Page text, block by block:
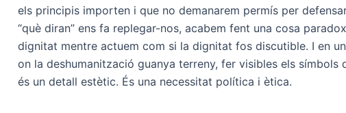
els principis importen i que no demanarem permís per
“què diran” ens fa replegar-nos, acabem fent una cosa
dignitat mentre actuem com si la dignitat fos discutible. I en
on la deshumanització guanya terreny, fer visibles els símbols
és un detall estètic. És una necessitat política i ètica.